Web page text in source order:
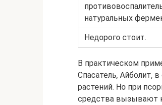
натуральных
Недорого стоит.
В практическом
Спасатель, Айболит,
растений. Но при
средства вызывают